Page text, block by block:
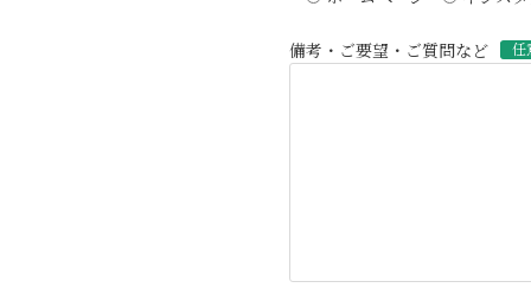
備考・ご要望・ご質問など 任